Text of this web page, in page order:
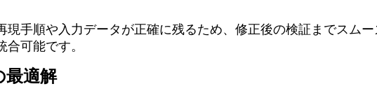
現手順や入力データが正確に残るため、修正後の検証までスム
可能です。
適解